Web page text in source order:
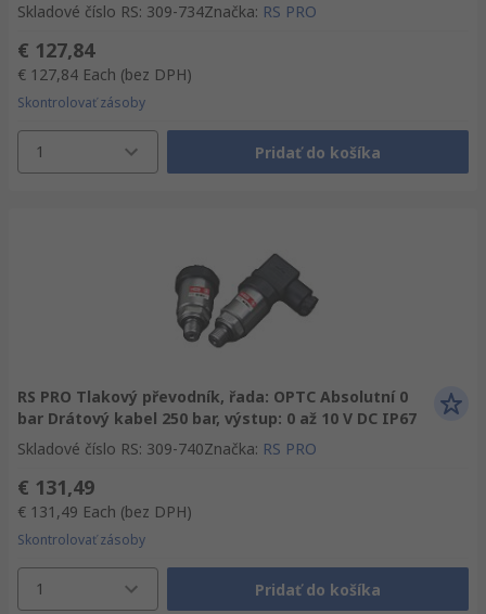
Skladové číslo RS: 309-734Značka: RS PRO
€ 127,84
€ 127,84 Each (bez DPH)
Skontrolovať zásoby
1 Pridať do košíka
RS PRO Tlakový převodník, řada: OPTC Absolutní 0
bar Drátový kabel 250 bar, výstup: 0 až 10 V DC IP67
Skladové číslo RS: 309-740Značka: RS PRO
€ 131,49
€ 131,49 Each (bez DPH)
Skontrolovať zásoby
1 Pridať do košíka